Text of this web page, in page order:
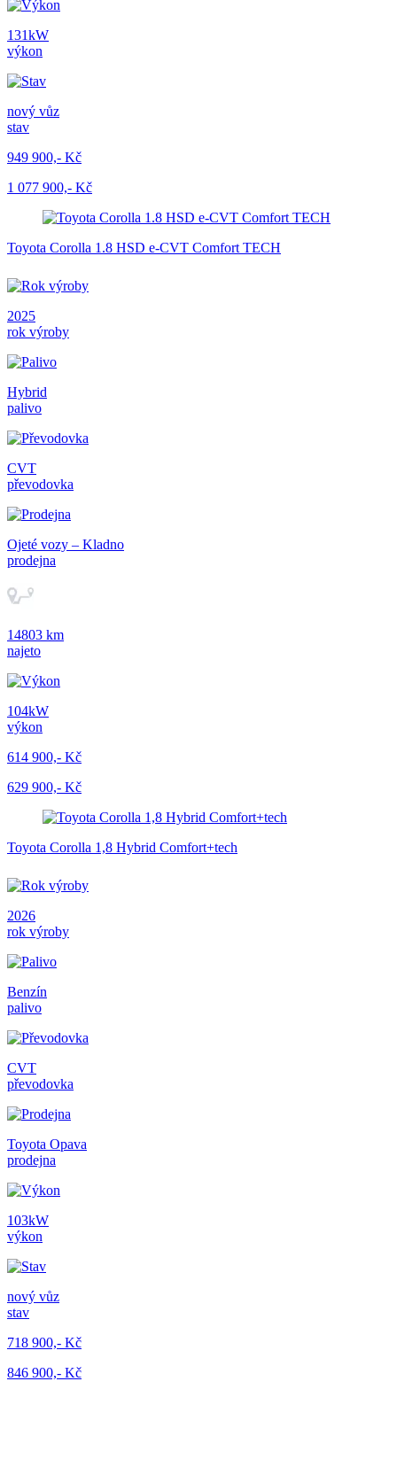
131kW
výkon
nový vůz
stav
949 900,- Kč
1 077 900,- Kč
Toyota Corolla 1.8 HSD e-CVT Comfort TECH
2025
rok výroby
Hybrid
palivo
CVT
převodovka
Ojeté vozy – Kladno
prodejna
14803 km
najeto
104kW
výkon
614 900,- Kč
629 900,- Kč
Toyota Corolla 1,8 Hybrid Comfort+tech
2026
rok výroby
Benzín
palivo
CVT
převodovka
Toyota Opava
prodejna
103kW
výkon
nový vůz
stav
718 900,- Kč
846 900,- Kč